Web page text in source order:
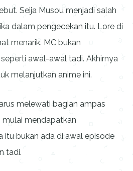
Seija Musou menjadi salah
dalam pengecekan itu. Lore di
menarik. MC bukan
awal-awal tadi. Akhirnya
melanjutkan anime ini.
melewati bagian ampas
mulai mendapatkan
itu bukan ada di awal episode
tadi.